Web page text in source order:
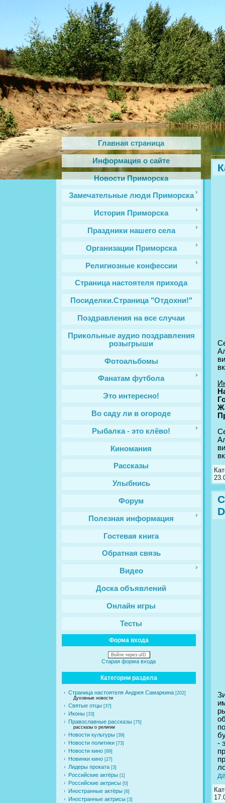
Главная страница
Информация о сайте
Новости Приморска
Замечательные люди Приморска
История Приморска
Праздники нашего села
Организации Приморска
Религиозные конфессии
Cтраница настоятеля прихода
Посиделки.Страница "Отдохни!"
Поздравления на все случаи
Прикольные аудио поздравления
розыгрыши
Фотоальбомы
Фанатам футбола
Это интересно!
Во саду ли в огороде
Рыбалка - это клёво!
Киномания
Рассказы
Улыбнись
Форум
Полезная информация
Гостевая книга
Обратная связь
Видео
Доска объявлений
Онлайн игры
Тесты
Форма входа
Войти через uID
Старая форма входа
Категории раздела
Страница настоятеля Андрея Самаркина [202]
Духовные новости
Святые отцы [37]
Иконы [33]
Православные рассказы [75]
рассказы о религии
Новости культуры [39]
Новости политики [73]
Новости кино [89]
Новинки кино [27]
Лидеры проката [3]
Российские актёры [1]
Российские актрисы [0]
Иностранные актёры [6]
Иностранные актрисы [3]
-